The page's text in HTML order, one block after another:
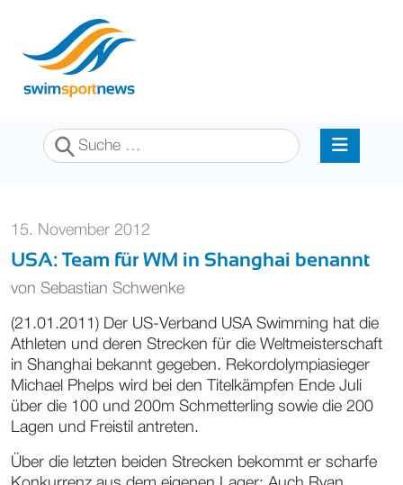
Suchen
15. November 2012
USA: Team für WM in Shanghai benannt
von Sebastian Schwenke
(21.01.2011) Der US-Verband USA Swimming hat die
Athleten und deren Strecken für die Weltmeisterschaft
in Shanghai bekannt gegeben. Rekordolympiasieger
Michael Phelps wird bei den Titelkämpfen Ende Juli
über die 100 und 200m Schmetterling sowie die 200
Lagen und Freistil antreten.
Über die letzten beiden Strecken bekommt er scharfe